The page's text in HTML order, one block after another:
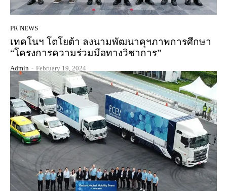
PR NEWS
เทคโนฯ โตโยต้า ลงนามพัฒนาคุฯภาพการศึกษา
“โครงการความร่วมมือทางวิชาการ”
Admin - February 19, 2024